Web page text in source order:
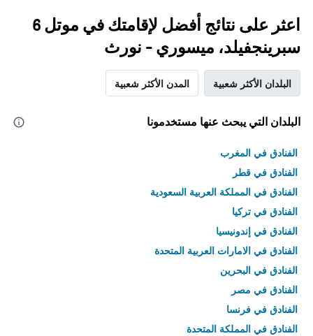
اعثر على نتائج أفضل لإقامتك في موتل 6
سبرينجفيلد، ميسوري - نورث
البلدان الأكثر شعبية المدن الأكثر شعبية
البلدان التي يبحث عنها مستخدمونا
الفنادق في المغرب
الفنادق في قطر
الفنادق في المملكة العربية السعودية
الفنادق في تركيا
الفنادق في إندونيسيا
الفنادق في الامارات العربية المتحدة
الفنادق في البحرين
الفنادق في مصر
الفنادق في فرنسا
الفنادق في المملكة المتحدة